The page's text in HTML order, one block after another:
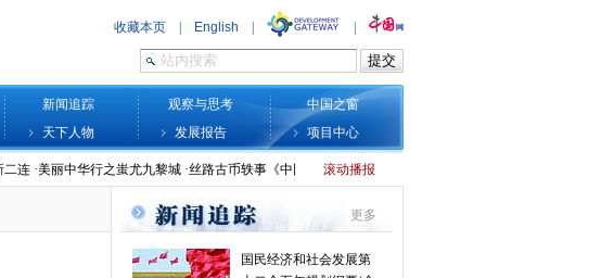
新闻追踪 观察与思考
中国之窗
天下人物 发展报告 项目中心